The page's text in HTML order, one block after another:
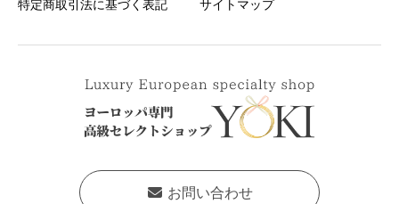
特定商取引法に基づく表記 サイトマップ
お問い合わせ